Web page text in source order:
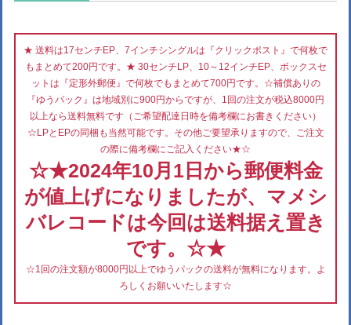
★ 送料は17センチEP、7インチシングルは『クリックポスト』で何枚で
もまとめて200円です。★ 30センチLP、10～12インチEP、ボックスセ
ットは『定形外郵便』で何枚でもまとめて700円です。☆補償ありの
『ゆうパック』は地域別に900円からですが、1回の注文が税込8000円
以上なら送料無料です（ご希望配達日時を備考欄にお書きください）
☆LPとEPの同梱も当然可能です。その他ご要望承りますので、ご注文
の際に備考欄にご記入ください★☆
☆★2024年10月1日から郵便料金
が値上げになりましたが、マメシ
バレコードは今回は送料据え置き
です。☆★
☆1回の注文額が8000円以上でゆうパックの送料が無料になります。よ
ろしくお願いいたします☆